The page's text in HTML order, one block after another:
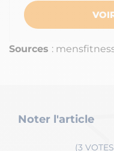
Sources :
Noter l'article
(3